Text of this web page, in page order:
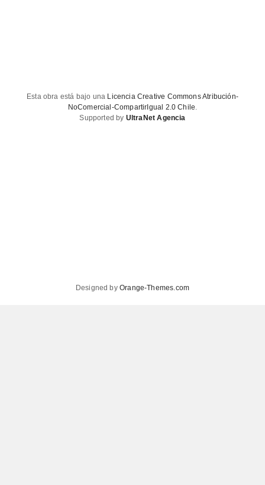
Esta obra está bajo una Licencia Creative Commons Atribución-
NoComercial-CompartirIgual 2.0 Chile
Supported by UltraNet Agencia
Designed byOrange-Themes.com